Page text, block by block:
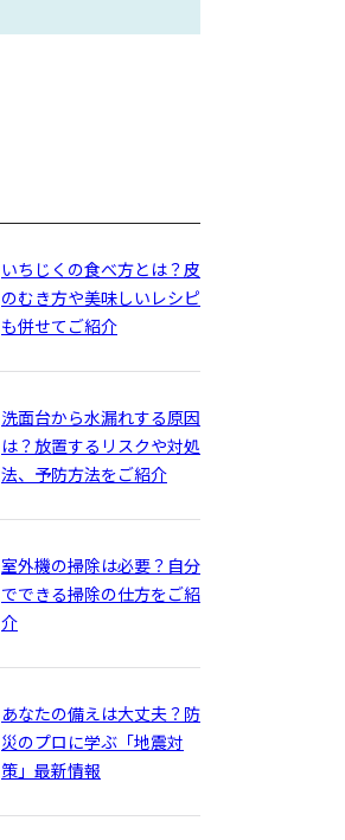
いちじくの食べ方とは？皮
のむき方や美味しいレシピ
も併せてご紹介
洗面台から水漏れする原因
は？放置するリスクや対処
法、予防方法をご紹介
室外機の掃除は必要？自分
でできる掃除の仕方をご紹
介
あなたの備えは大丈夫？防
災のプロに学ぶ「地震対
策」最新情報